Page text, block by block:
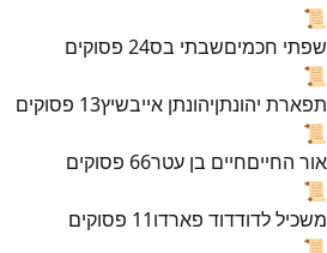
📜
שפתי חכמיםשבתי בס24 פסוקים
📜
תפארת יהונתןיהונתן אייבשיץ13 פסוקים
📜
אור החייםחיים בן עטר66 פסוקים
📜
משכיל לדודדוד פארדו11 פסוקים